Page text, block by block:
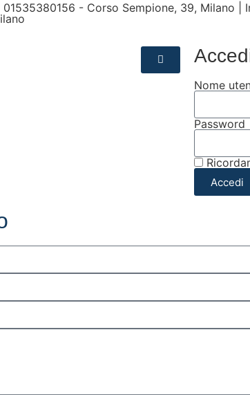
- Corso Sempione, 39, Milano |
Nome
Password
Accedi